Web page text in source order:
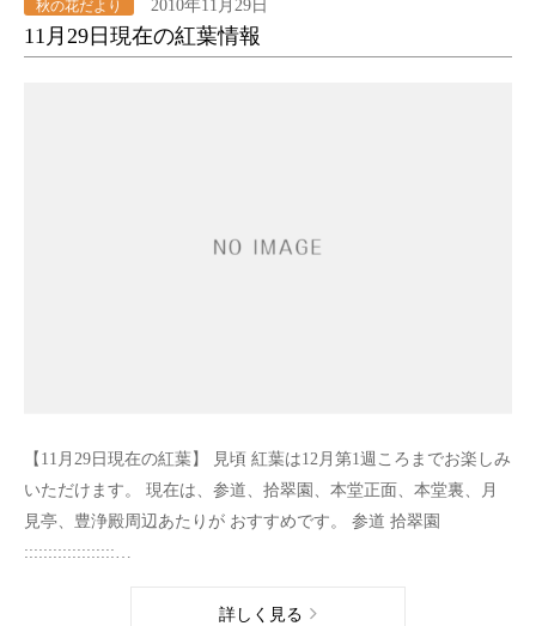
秋の花だより 2010年11月29日
11月29日現在の紅葉情報
【11月29日現在の紅葉】 見頃 紅葉は12月第1週ころまでお楽しみ
いただけます。 現在は、参道、拾翠園、本堂正面、本堂裏、月
見亭、豊浄殿周辺あたりが おすすめです。 参道 拾翠園
:::::::::::::::::::…
詳しく見る